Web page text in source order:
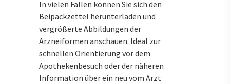
In vielen Fällen können Sie sich den
Beipackzettel herunterladen und
vergrößerte Abbildungen der
Arzneiformen anschauen. Ideal zur
schnellen Orientierung vor dem
Apothekenbesuch oder der näheren
Information über ein neu vom Arzt